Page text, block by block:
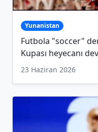
Yunanistan
Futbola "soccer"
Kupası heyecanı
23 Haziran 2026